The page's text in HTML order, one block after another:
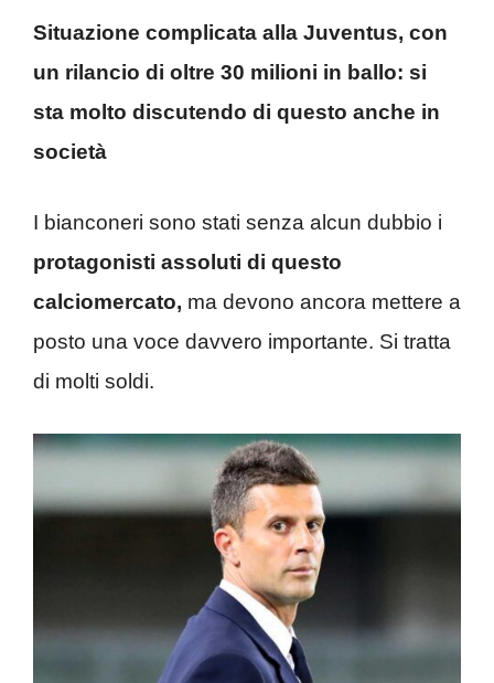
Situazione complicata alla Juventus, con
un rilancio di oltre 30 milioni in ballo: si
sta molto discutendo di questo anche in
società
I bianconeri sono stati senza alcun dubbio i
protagonisti assoluti di questo
calciomercato, ma devono ancora mettere a
posto una voce davvero importante. Si tratta
di molti soldi.